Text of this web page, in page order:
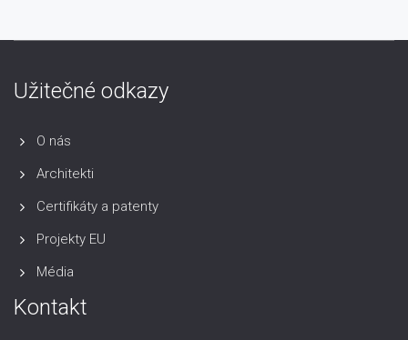
Užitečné odkazy
O nás
Architekti
Certifikáty a patenty
Projekty EU
Média
Kontakt